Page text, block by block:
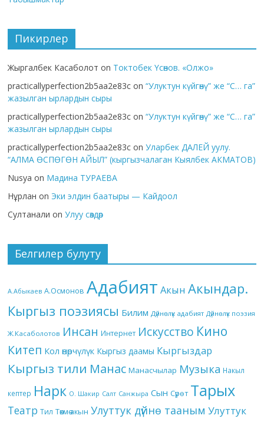
Пикирлер
Жыргалбек Касаболот on Токтобек Үсөнов. «Олжо»
practicallyperfection2b5aa2e83c on“Улуктун күйгөнү” же “С… га”
жазылган ырлардын сыры
practicallyperfection2b5aa2e83c on“Улуктун күйгөнү” же “С… га”
жазылган ырлардын сыры
practicallyperfection2b5aa2e83c onУларбек ДАЛЕЙ уулу.
“АЛМА ӨСПӨГӨН АЙЫЛ” (кыргызчалаган Кыялбек АКМАТОВ)
Nusya on Мадина ТУРАЕВА
Нұрлан on Эки элдин баатыры — Кайдоол
Султанали onУлуу сөздөр
Белгилер булуту
А.Абыкаев А.Осмонов Адабият Акын Акындар.
Кыргыз поэзиясы Билим Дүйнөлүк адабият Дүйнөлүк поэзия
Ж.Касаболотов Инсан Интернет Искусство Кино
Китеп Кол өнөрчүлүк Кыргыз даамы Кыргыздар
Кыргыз тили Манас Манасчылар Музыка Накыл
кептер Нарк О. Шакир Салт Санжыра Сын Сүрөт Тарых
Театр Тил Төкмө акын Улуттук дүйнө тааным Улуттук